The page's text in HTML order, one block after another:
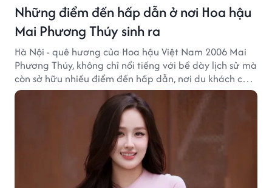
Những điểm đến hấp dẫn ở nơi Hoa hậu
Mai Phương Thúy sinh ra
Hà Nội - quê hương của Hoa hậu Việt Nam 2006 Mai
Phương Thúy, không chỉ nổi tiếng với bề dày lịch sử mà
còn sở hữu nhiều điểm đến hấp dẫn, nơi du khách có
thể cảm nhận trọn vẹn vẻ đẹp cổ kính xen lẫn nhịp
sống hiện đại của Thủ đô.